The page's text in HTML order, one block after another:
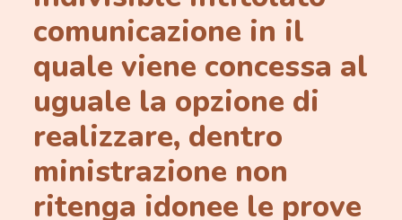
comunicazione in il
quale viene concessa al
uguale la opzione di
realizzare, dentro
ministrazione non
ritenga idonee le prove